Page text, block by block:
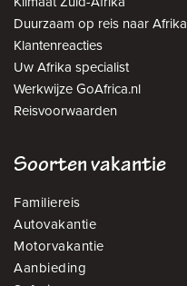
Duurzaam op reis naar Afrika
Klantenreacties
Uw Afrika specialist
Werkwijze GoAfrica.nl
Reisvoorwaarden
Soorten vakantie
Familiereis
Autovakantie
Motorvakantie
Aanbieding